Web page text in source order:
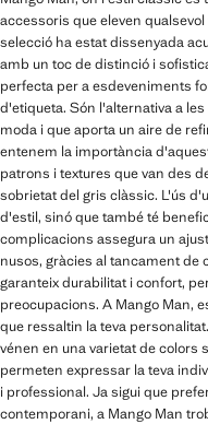
accessoris que eleven
selecció ha estat dissenyada
amb un toc de distinció i
perfecta per a esdeveniments
d'etiqueta. Són l'alternativa a
moda i que aporta un aire de
entenem la importància
patrons i textures que van des
sobrietat del gris clàssic. L'ús
d'estil, sinó que també té
complicacions assegura un
nusos, gràcies al tancament de
garanteix durabilitat i confort,
preocupacions. A Mango Man,
que ressaltin la teva
vénen en una varietat de colors
permeten expressar la teva
i professional. Ja sigui que
contemporani, a Mango Man